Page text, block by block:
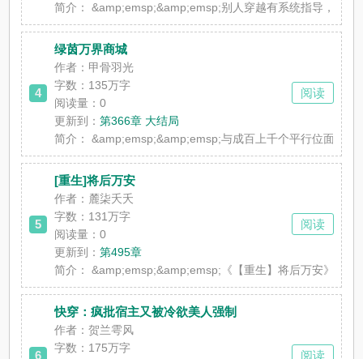
简介：
&amp;emsp;&amp;emsp;别人穿越有系统指导，宁
4
绿茵万界商城
作者：甲骨羽光
字数：135万字
阅读量：0
更新到：第366章 大结局
简介：
&amp;emsp;&amp;emsp;与成百上千个平行位面的球
阅读
5
[重生]将后万安
作者：麓柒夭夭
字数：131万字
阅读量：0
更新到：第495章
简介：
&amp;emsp;&amp;emsp;《【重生】将后万安》
阅读
6
快穿：疯批宿主又被冷欲美人强制
作者：贺兰雩风
字数：175万字
阅读